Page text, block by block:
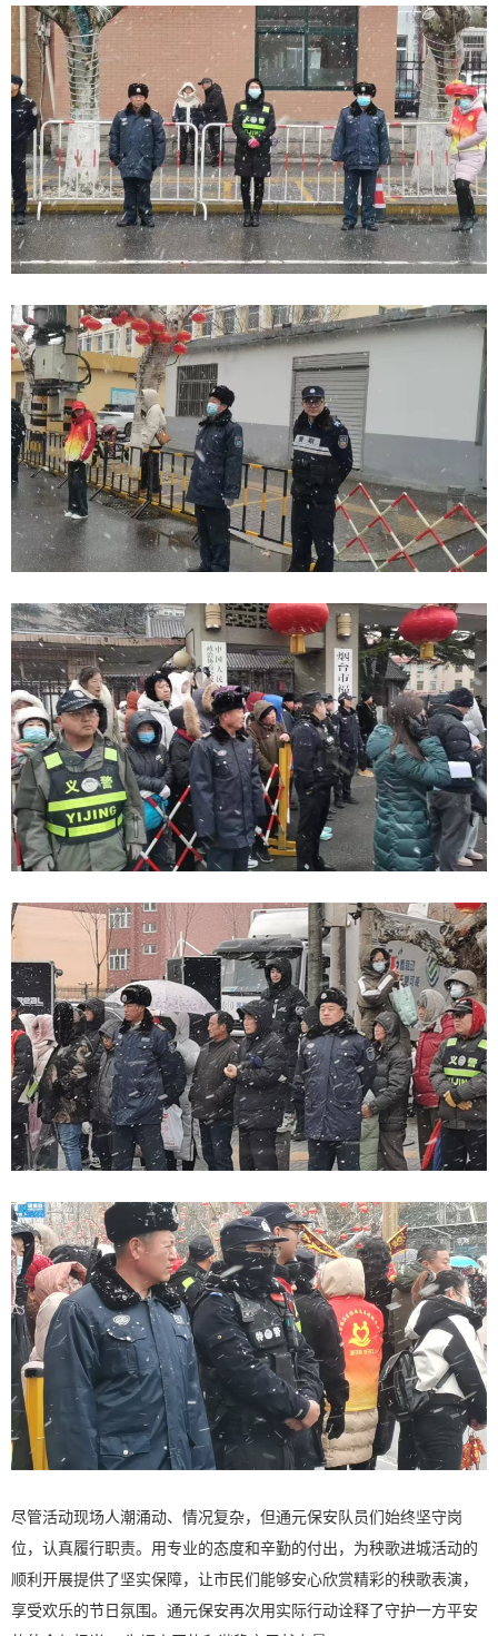
尽管活动现场人潮涌动、情况复杂，但通元保安队员们始终坚守岗
位，认真履行职责。用专业的态度和辛勤的付出，为秧歌进城活动的
顺利开展提供了坚实保障，让市民们能够安心欣赏精彩的秧歌表演，
享受欢乐的节日氛围。通元保安再次用实际行动诠释了守护一方平安